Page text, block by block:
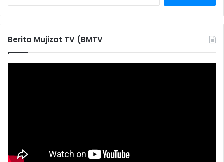
r
f
o
Berita Mujizat TV (BMTV